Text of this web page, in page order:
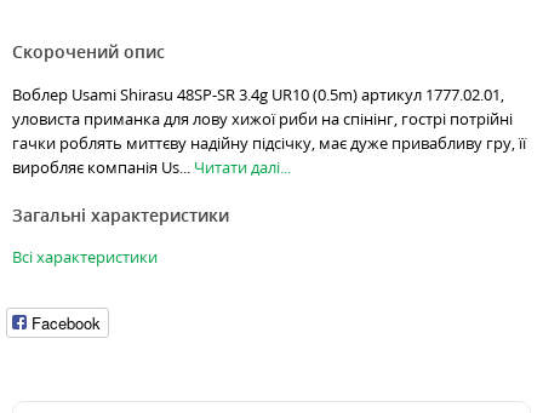
Скорочений опис
Воблер Usami Shirasu 48SP-SR 3.4g UR10 (0.5m) артикул 1777.02.01,
уловиста приманка для лову хижої риби на спінінг, гострі потрійні
гачки роблять миттєву надійну підсічку, має дуже привабливу гру, її
виробляє компанія Us... Читати далі...
Загальні характеристики
Всі характеристики
Facebook